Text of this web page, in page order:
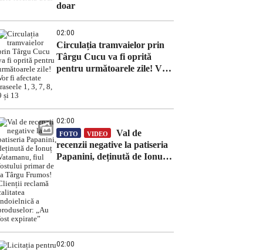
doar
02:00
Circulația tramvaielor prin
Târgu Cucu va fi oprită
pentru următoarele zile! Vor
02:00
FOTO VIDEO
Val de
recenzii negative la patiseria
Papanini, deținută de Ionuț
02:00